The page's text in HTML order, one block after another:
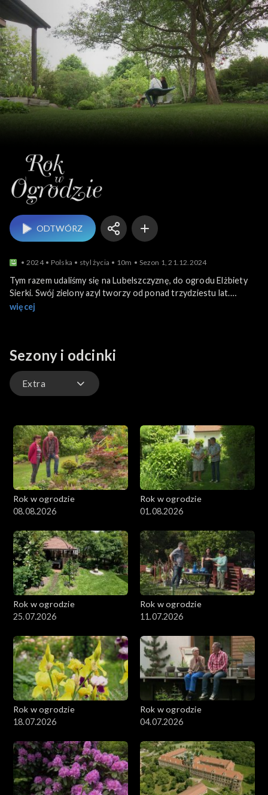
Rok w ogrodzie
ODTWÓRZ
2024 Polska styl życia 10m Sezon 1, 21.12.2024
Tym razem udaliśmy się na Lubelszczyznę, do ogrodu Elżbiety
Sierki. Swój zielony azyl tworzy od ponad trzydziestu lat.
Znajdziemy tu fragment typowo francuskiego, strzyżonego
kwitnące byliny i kwiaty jednoroczne m.in. maki i orlaje.
więcej
Sezony i odcinki
Extra
Extra
Rok w ogrodzie
08.08.2026
Rok w ogrodzie
01.08.2026
Rok w ogrodzie
25.07.2026
Rok w ogrodzie
11.07.2026
Rok w ogrodzie
18.07.2026
Rok w ogrodzie
04.07.2026